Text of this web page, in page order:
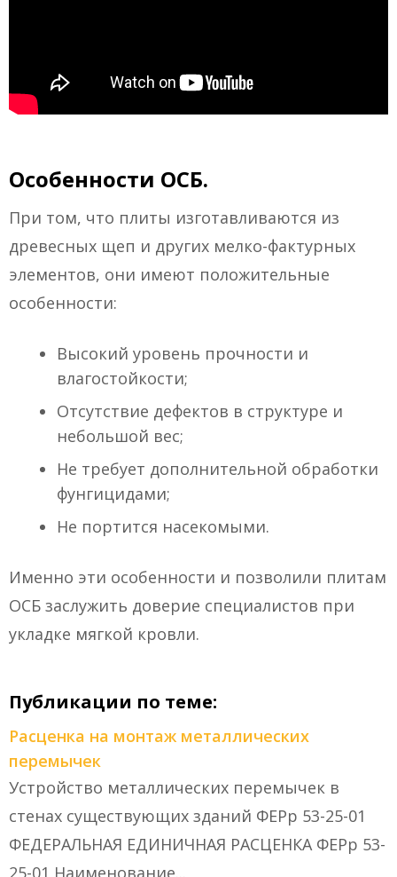
Особенности ОСБ.
При том, что плиты изготавливаются из
древесных щеп и других мелко-фактурных
элементов, они имеют положительные
особенности:
Высокий уровень прочности и
влагостойкости;
Отсутствие дефектов в структуре и
небольшой вес;
Не требует дополнительной обработки
фунгицидами;
Не портится насекомыми.
Именно эти особенности и позволили плитам
ОСБ заслужить доверие специалистов при
укладке мягкой кровли.
Публикации по теме:
Расценка на монтаж металлических
перемычек
Устройство металлических перемычек в
стенах существующих зданий ФЕРр 53-25-01
ФЕДЕРАЛЬНАЯ ЕДИНИЧНАЯ РАСЦЕНКА ФЕРр 53-
25-01 Наименование...